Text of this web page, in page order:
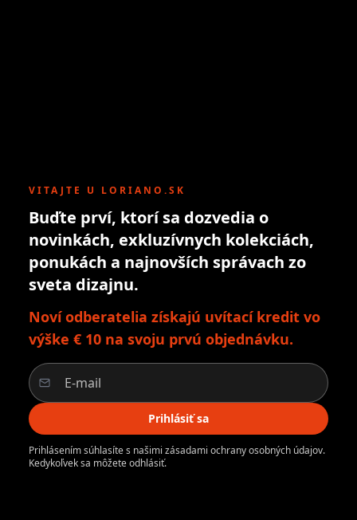
VITAJTE U LORIANO.SK
Buďte prví, ktorí sa dozvedia o
novinkách, exkluzívnych kolekciách,
ponukách a najnovších správach zo
sveta dizajnu.
Noví odberatelia získajú uvítací kredit vo
výške € 10 na svoju prvú objednávku.
Prihlásiť sa
Prihlásením súhlasíte s našimi zásadami ochrany osobných údajov.
Kedykoľvek sa môžete odhlásiť.